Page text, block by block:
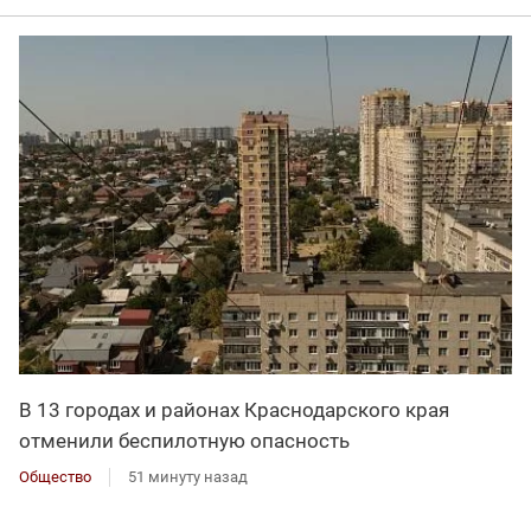
В 13 городах и районах Краснодарского края
отменили беспилотную опасность
Общество 51 минуту назад